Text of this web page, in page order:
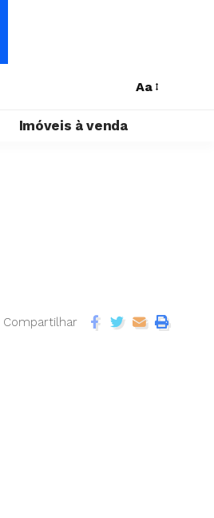
Aa
Imóveis à venda
Compartilhar